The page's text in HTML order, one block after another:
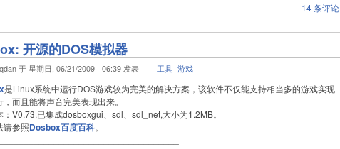
14 条评论
开源的DOS模拟器
于 星期日, 06/21/2009 - 06:39 发表 工具 游戏
是Linux系统中运行DOS游戏较为完美的解决方案，该软件不仅能支持相当多的游戏实现
而且能将声音完美表现出来。
：V0.73,已集成dosboxgui、sdl、sdl_net,大小为1.2MB。
请参照Dosbox百度百科。